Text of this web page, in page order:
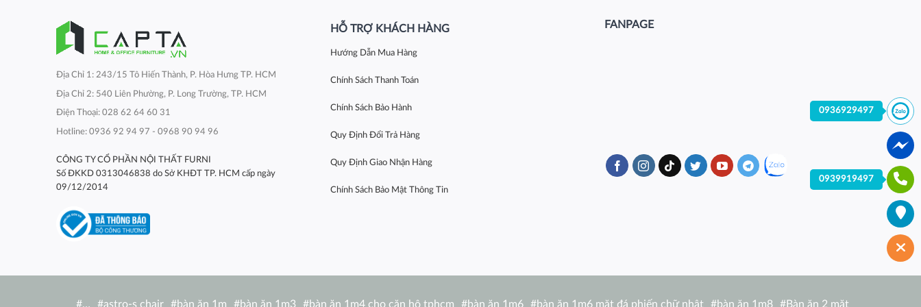
Địa Chỉ 1: 243/15 Tô Hiến Thành, P. Hòa Hưng TP. HCM
Địa Chỉ 2: 540 Liên Phường, P. Long Trường, TP. HCM
Điện Thoại: 028 62 64 60 31
Hotline: 0936 92 94 97 - 0968 90 94 96
CÔNG TY CỔ PHẦN NỘI THẤT FURNI
Số ĐKKD 0313046838 do Sở KHĐT TP. HCM cấp ngày
09/12/2014
HỖ TRỢ KHÁCH HÀNG
Hướng Dẫn Mua Hàng
Chính Sách Thanh Toán
Chính Sách Bảo Hành
Quy Định Đổi Trả Hàng
Quy Định Giao Nhận Hàng
Chính Sách Bảo Mật Thông Tin
FANPAGE
#… #astro-s chair #bàn ăn 1m #bàn ăn 1m3 #bàn ăn 1m4 cho căn hộ tphcm #bàn ăn 1m6 #bàn ăn 1m6 mặt đá phiến chữ nhật #bàn ăn 1m8 #Bàn ăn 2 mặt
0936929497
0939919497